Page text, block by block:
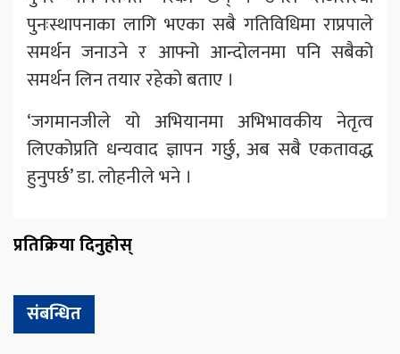
पुनःस्थापनाका लागि भएका सबै गतिविधिमा राप्रपाले
समर्थन जनाउने र आफ्नो आन्दोलनमा पनि सबैको
समर्थन लिन तयार रहेको बताए ।
‘जगमानजीले यो अभियानमा अभिभावकीय नेतृत्व
लिएकोप्रति धन्यवाद ज्ञापन गर्छु, अब सबै एकतावद्ध
हुनुपर्छ’ डा. लोहनीले भने ।
प्रतिक्रिया दिनुहोस्
संबन्धित